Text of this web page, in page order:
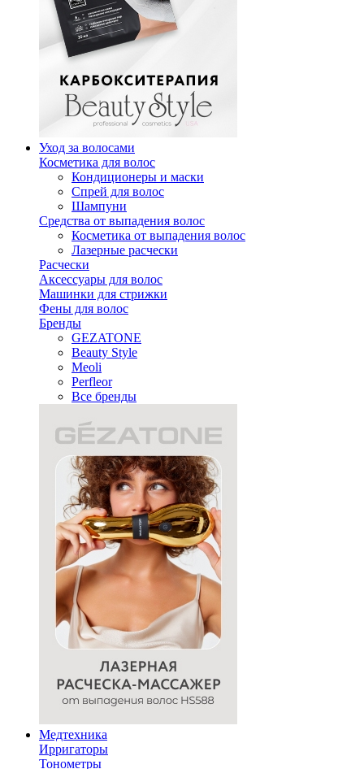
Уход за волосами
Косметика для волос
Кондиционеры и маски
Спрей для волос
Шампуни
Средства от выпадения волос
Косметика от выпадения волос
Лазерные расчески
Расчески
Аксессуары для волос
Машинки для стрижки
Фены для волос
Бренды
GEZATONE
Beauty Style
Meoli
Perfleor
Все бренды
Медтехника
Ирригаторы
Тонометры